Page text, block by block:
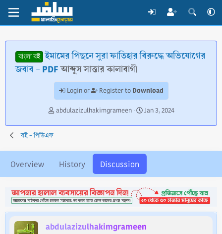
বাংলা বই ইমামের পিছনে সুরা ফাতিহার বিরুদ্ধে অভিযোগের
জবাব - PDFআব্দুস সাত্তার কালাবাগী
Login or Register to Download
T
r
t
r
t
e
r
abdulazizulhakimgrameen
S
a
d
t
e
Jan 3, 2024
বই - পিডিএফ
Overview History Discussion
abdulazizulhakimgrameen